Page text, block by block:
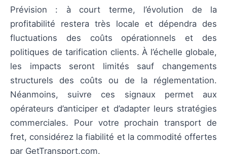
Prévision : à court terme, l’évolution de la
profitabilité restera très locale et dépendra des
fluctuations des coûts opérationnels et des
politiques de tarification clients. À l’échelle globale,
les impacts seront limités sauf changements
structurels des coûts ou de la réglementation.
Néanmoins, suivre ces signaux permet aux
opérateurs d’anticiper et d’adapter leurs stratégies
commerciales. Pour votre prochain transport de
fret, considérez la fiabilité et la commodité offertes
par GetTransport.com.